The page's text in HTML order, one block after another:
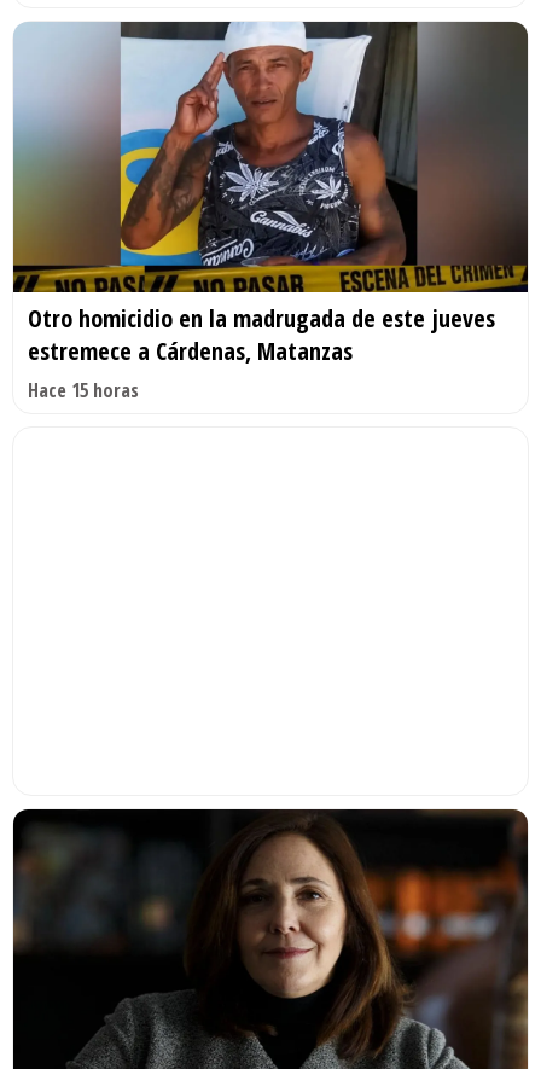
Otro homicidio en la madrugada de este jueves
estremece a Cárdenas, Matanzas
Hace 15 horas